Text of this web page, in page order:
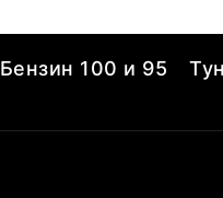
Бензин 100 и 95